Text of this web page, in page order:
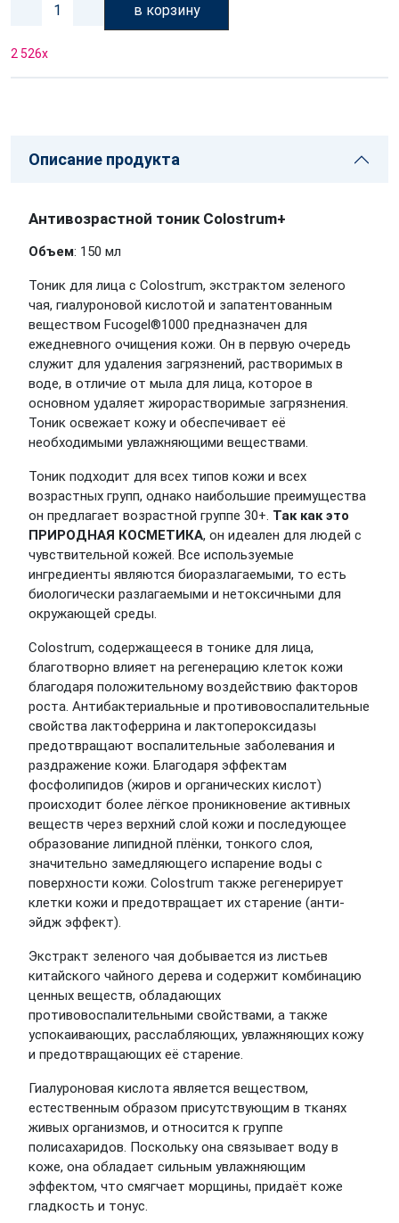
в корзину
2 526x
Описание продукта
Антивозрастной тоник Colostrum+
Объем: 150 мл
Тоник для лица с Colostrum, экстрактом зеленого
чая, гиалуроновой кислотой и запатентованным
веществом Fucogel®1000 предназначен для
ежедневного очищения кожи. Он в первую очередь
служит для удаления загрязнений, растворимых в
воде, в отличие от мыла для лица, которое в
основном удаляет жирорастворимые загрязнения.
Тоник освежает кожу и обеспечивает её
необходимыми увлажняющими веществами.
Тоник подходит для всех типов кожи и всех
возрастных групп, однако наибольшие преимущества
он предлагает возрастной группе 30+. Так как это
ПРИРОДНАЯ КОСМЕТИКА, он идеален для людей с
чувствительной кожей. Все используемые
ингредиенты являются биоразлагаемыми, то есть
биологически разлагаемыми и нетоксичными для
окружающей среды.
Colostrum, содержащееся в тонике для лица,
благотворно влияет на регенерацию клеток кожи
благодаря положительному воздействию факторов
роста. Антибактериальные и противовоспалительные
свойства лактоферрина и лактопероксидазы
предотвращают воспалительные заболевания и
раздражение кожи. Благодаря эффектам
фосфолипидов (жиров и органических кислот)
происходит более лёгкое проникновение активных
веществ через верхний слой кожи и последующее
образование липидной плёнки, тонкого слоя,
значительно замедляющего испарение воды с
поверхности кожи. Colostrum также регенерирует
клетки кожи и предотвращает их старение (анти-
эйдж эффект).
Экстракт зеленого чая добывается из листьев
китайского чайного дерева и содержит комбинацию
ценных веществ, обладающих
противовоспалительными свойствами, а также
успокаивающих, расслабляющих, увлажняющих кожу
и предотвращающих её старение.
Гиалуроновая кислота является веществом,
естественным образом присутствующим в тканях
живых организмов, и относится к группе
полисахаридов. Поскольку она связывает воду в
коже, она обладает сильным увлажняющим
эффектом, что смягчает морщины, придаёт коже
гладкость и тонус.